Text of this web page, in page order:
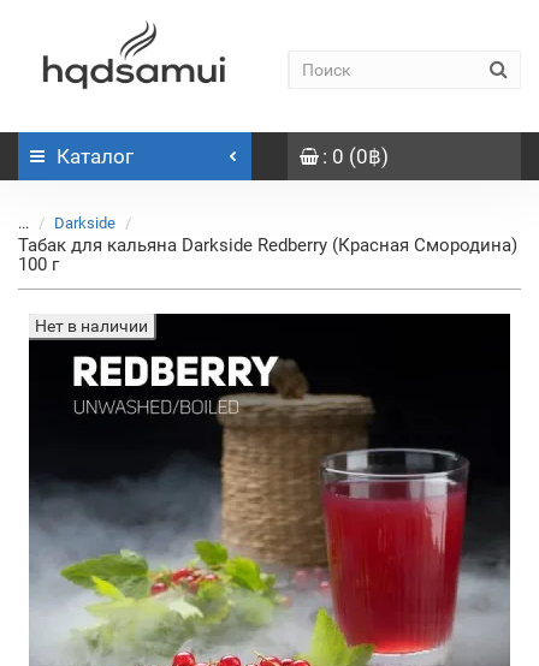
Каталог : 0 (0฿)
... Darkside
Табак для кальяна Darkside Redberry (Красная Смородина)
100 г
Нет в наличии